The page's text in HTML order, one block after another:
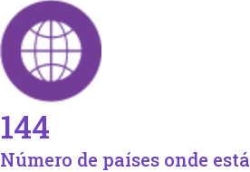
144
Número de países onde está